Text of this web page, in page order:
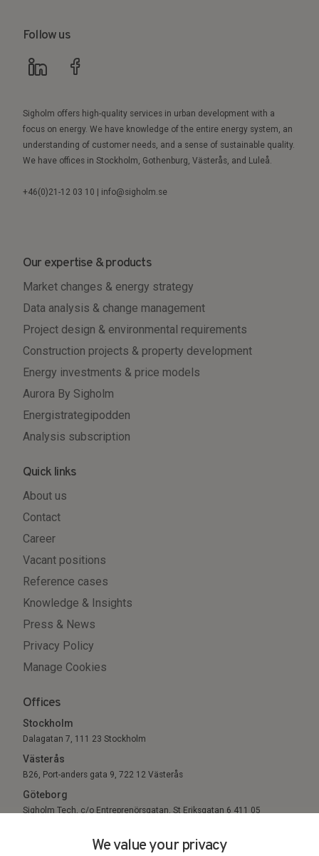
We value your privacy
Follow us
Sigholm offers high-quality services in urban development with a
focus on energy. We have knowledge of the entire energy system, an
understanding of customer needs, and a sense of sustainable quality.
We have offices in Stockholm, Gothenburg, Västerås, and Luleå.
+46(0)21-12 03 10 | info@sigholm.se
Our expertise & products
Market changes & energy strategy
Data analysis & change management
Project design & environmental requirements
Construction projects & property development
Energy investments & price models
Aurora By Sigholm
Energistrategipodden
Analysis subscription
Quick links
About us
Contact
Career
Vacant positions
Reference cases
Knowledge & Insights
Press & News
Privacy Policy
Manage Cookies
Offices
Stockholm
Dalagatan 7, 111 23 Stockholm
Västerås
B26, Port-anders gata 9, 722 12 Västerås
Göteborg
Sigholm Tech, c/o Entreprenörsgatan, St Eriksgatan 6 411 05